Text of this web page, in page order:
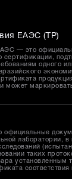
ЕАЭС (ТР)
— это
сертификации,
одного
может
официальные
лаборатории, в
таких
установленным
соответствия